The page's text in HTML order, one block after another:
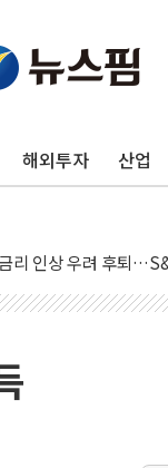
해외투자 산업
결과 발표...'김민석
리 인상 우려 후퇴
재추진…"26일까지
, '공동방위협정' 체결
명령 검토…"이르면 다